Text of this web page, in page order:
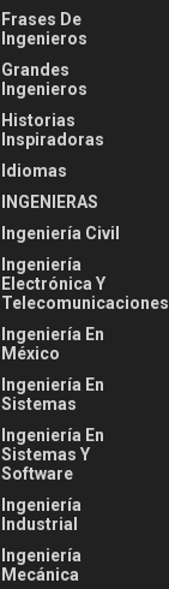
Frases De
Ingenieros
Grandes
Ingenieros
Historias
Inspiradoras
Idiomas
INGENIERAS
Ingeniería Civil
Ingeniería
Electrónica Y
Telecomunicaciones
Ingeniería En
México
Ingeniería En
Sistemas
Ingeniería En
Sistemas Y
Software
Ingeniería
Industrial
Ingeniería
Mecánica